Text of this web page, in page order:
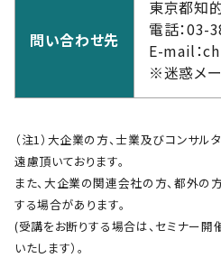
問い合わせ先
東京都知
電話：03-
E-mail：
※迷惑メー
（注1）大企業の方、士業及びコンサル
遠慮頂いております。
また、大企業の関連会社の方、都外の
する場合があります。
(受講をお断りする場合は、セミナー
いたします）。